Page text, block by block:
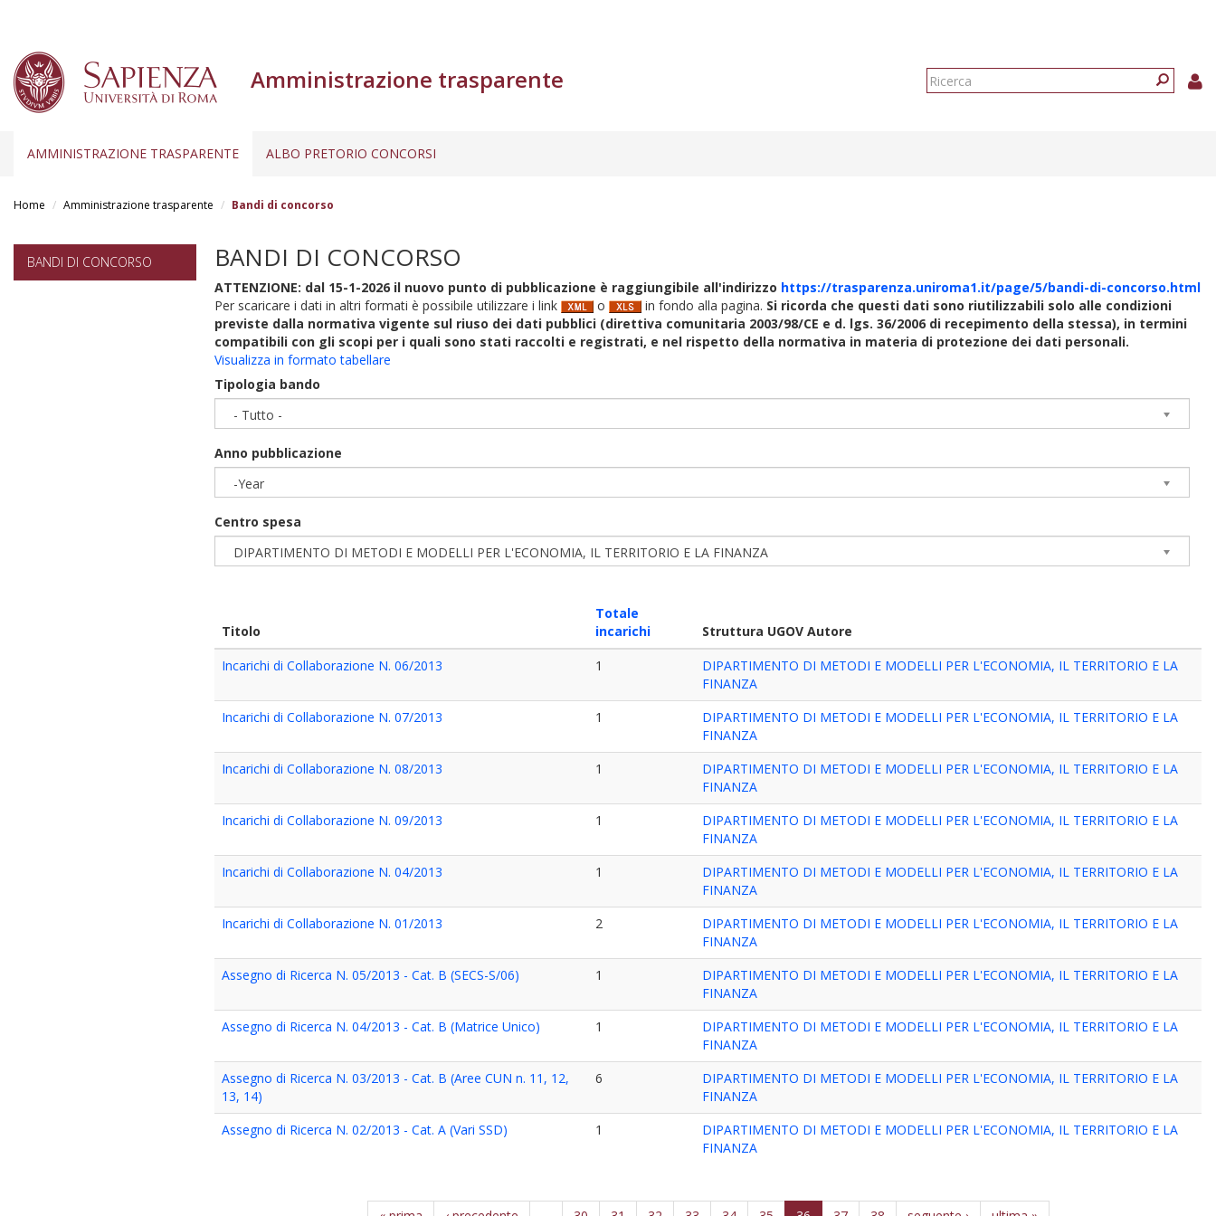
Amministrazione trasparente
Form
AMMINISTRAZIONE TRASPARENTE ALBO PRETORIO CONCORSI
Home Amministrazione trasparente Bandi di concorso
BANDI DI CONCORSO BANDI DI CONCORSO
ATTENZIONE: dal 15-1-2026 il nuovo punto di pubblicazione è raggiungibile all'indirizzo https://trasparenza.uniroma1.it/page/5/bandi-di-concorso.html
Per scaricare i dati in altri formati è possibile utilizzare i link
o in fondo alla pagina. Si ricorda che questi dati sono riutilizzabili solo alle condizioni
previste dalla normativa vigente sul riuso dei dati pubblici (direttiva comunitaria 2003/98/CE e d. lgs. 36/2006 di recepimento della stessa), in termini
compatibili con gli scopi per i quali sono stati raccolti e registrati, e nel rispetto della normativa in materia di protezione dei dati personali.
Visualizza in formato tabellare
Tipologia bando
- Tutto -
Anno pubblicazione
-Year
Centro spesa
DIPARTIMENTO DI METODI E MODELLI PER L'ECONOMIA, IL TERRITORIO E LA FINANZA
Titolo
Totale
incarichi
Struttura UGOV Autore
Incarichi di Collaborazione N. 06/2013
1
DIPARTIMENTO DI METODI E MODELLI PER L'ECONOMIA, IL TERRITORIO E LA
FINANZA
Incarichi di Collaborazione N. 07/2013
1
DIPARTIMENTO DI METODI E MODELLI PER L'ECONOMIA, IL TERRITORIO E LA
FINANZA
Incarichi di Collaborazione N. 08/2013
1
DIPARTIMENTO DI METODI E MODELLI PER L'ECONOMIA, IL TERRITORIO E LA
FINANZA
Incarichi di Collaborazione N. 09/2013
1
DIPARTIMENTO DI METODI E MODELLI PER L'ECONOMIA, IL TERRITORIO E LA
FINANZA
Incarichi di Collaborazione N. 04/2013
1
DIPARTIMENTO DI METODI E MODELLI PER L'ECONOMIA, IL TERRITORIO E LA
FINANZA
Incarichi di Collaborazione N. 01/2013
2
DIPARTIMENTO DI METODI E MODELLI PER L'ECONOMIA, IL TERRITORIO E LA
FINANZA
Assegno di Ricerca N. 05/2013 - Cat. B (SECS-S/06)
1
DIPARTIMENTO DI METODI E MODELLI PER L'ECONOMIA, IL TERRITORIO E LA
FINANZA
Assegno di Ricerca N. 04/2013 - Cat. B (Matrice Unico)
1
DIPARTIMENTO DI METODI E MODELLI PER L'ECONOMIA, IL TERRITORIO E LA
FINANZA
Assegno di Ricerca N. 03/2013 - Cat. B (Aree CUN n. 11, 12,
13, 14)
6
DIPARTIMENTO DI METODI E MODELLI PER L'ECONOMIA, IL TERRITORIO E LA
FINANZA
Assegno di Ricerca N. 02/2013 - Cat. A (Vari SSD)
1
DIPARTIMENTO DI METODI E MODELLI PER L'ECONOMIA, IL TERRITORIO E LA
FINANZA